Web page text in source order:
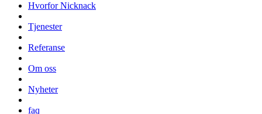
Hvorfor Nicknack
Tjenester
Referanse
Om oss
Nyheter
faq